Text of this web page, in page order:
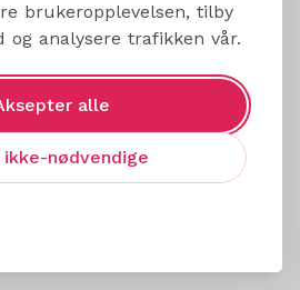
brukeropplevelsen, tilby
og analysere trafikken vår.
alle
ikke-nødvendige